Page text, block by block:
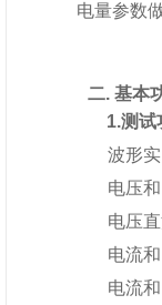
电量参数
二.基本
1.测试
波形
电压
电压
电流
电流